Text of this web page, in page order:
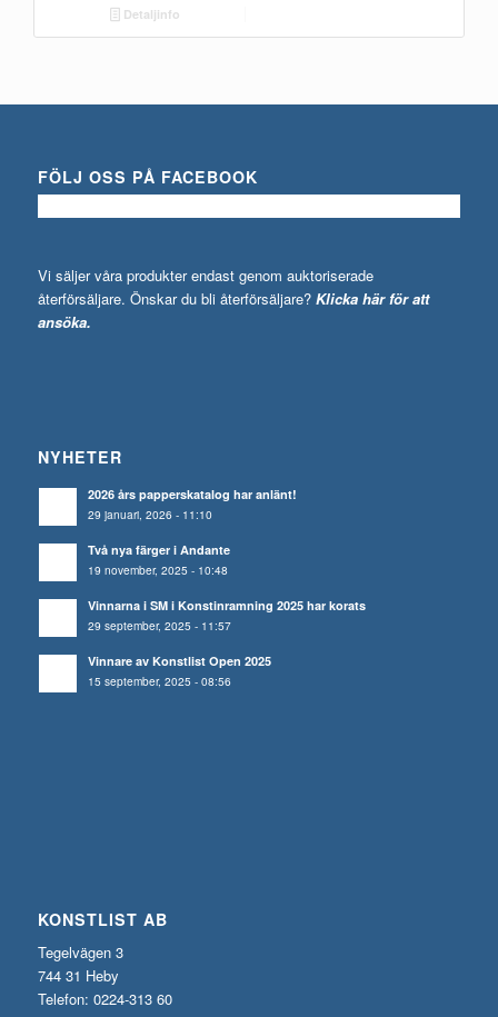
Detaljinfo
FÖLJ OSS PÅ FACEBOOK
Vi säljer våra produkter endast genom auktoriserade
återförsäljare. Önskar du bli återförsäljare? Klicka här för att
ansöka.
NYHETER
2026 års papperskatalog har anlänt!
29 januari, 2026 - 11:10
Två nya färger i Andante
19 november, 2025 - 10:48
Vinnarna i SM i Konstinramning 2025 har korats
29 september, 2025 - 11:57
Vinnare av Konstlist Open 2025
15 september, 2025 - 08:56
KONSTLIST AB
Tegelvägen 3
744 31 Heby
Telefon: 0224-313 60